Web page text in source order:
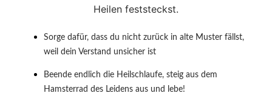
Heilen feststeckst.
Sorge dafür, dass du nicht zurück in alte Muster fällst,
weil dein Verstand unsicher ist
Beende endlich die Heilschlaufe, steig aus dem
Hamsterrad des Leidens aus und lebe!